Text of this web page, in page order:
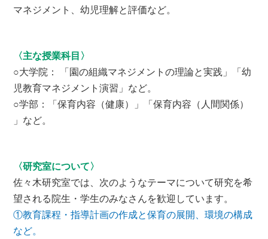
マネジメント、幼児理解と評価など。
〈主な授業科目〉
○大学院： 「園の組織マネジメントの理論と実践」「幼
児教育マネジメント演習」など。
○学部：「保育内容（健康）」「保育内容（人間関係）
」など。
〈研究室について〉
佐々木研究室では、次のようなテーマについて研究を希
望される院生・学生のみなさんを歓迎しています。
①教育課程・指導計画の作成と保育の展開、環境の構成
など。